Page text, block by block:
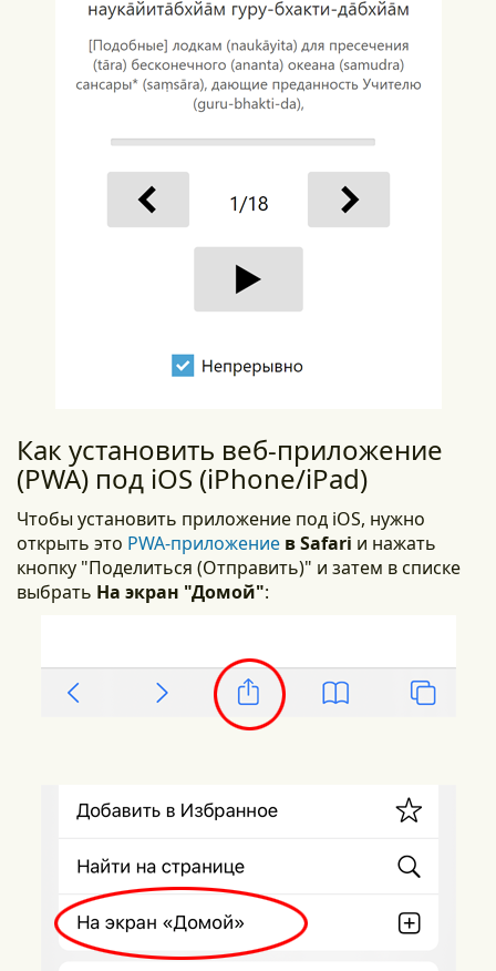
Как установить веб-приложение
(PWA) под iOS (iPhone/iPad)
Чтобы установить приложение под iOS, нужно
открыть это PWA-приложение в Safari и нажать
кнопку "Поделиться (Отправить)" и затем в списке
выбрать На экран "Домой":